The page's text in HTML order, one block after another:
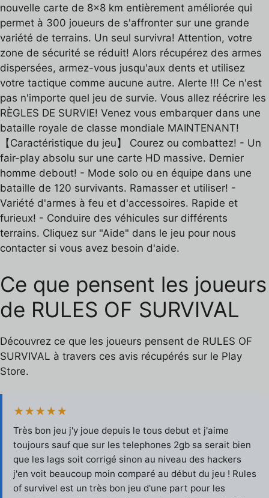
nouvelle carte de 8x8 km entièrement améliorée qui
permet à 300 joueurs de s'affronter sur une grande
variété de terrains. Un seul survivra! Attention, votre
zone de sécurité se réduit! Alors récupérez des armes
dispersées, armez-vous jusqu'aux dents et utilisez
votre tactique comme aucune autre. Alerte !!! Ce n'est
pas n'importe quel jeu de survie. Vous allez réécrire les
RÈGLES DE SURVIE! Venez vous embarquer dans une
bataille royale de classe mondiale MAINTENANT!
【Caractéristique du jeu】 Courez ou combattez! - Un
fair-play absolu sur une carte HD massive. Dernier
homme debout! - Mode solo ou en équipe dans une
bataille de 120 survivants. Ramasser et utiliser! -
Variété d'armes à feu et d'accessoires. Rapide et
furieux! - Conduire des véhicules sur différents
terrains. Cliquez sur "Aide" dans le jeu pour nous
contacter si vous avez besoin d'aide.
Ce que pensent les joueurs
de RULES OF SURVIVAL
Découvrez ce que les joueurs pensent de RULES OF
SURVIVAL à travers ces avis récupérés sur le Play
Store.
★★★★★
Très bon jeu j'y joue depuis le tous debut et j'aime
toujours sauf que sur les telephones 2gb sa serait bien
que les lags soit corrigé sinon au niveau des hackers
j'en voit beaucoup moin comparé au début du jeu ! Rules
of survivel est un très bon jeu d'une part pour les